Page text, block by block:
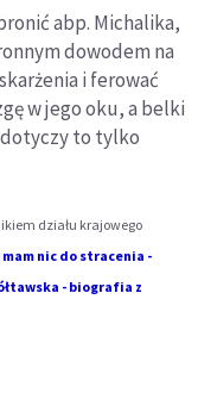
abp. Michalika,
dowodem na
i ferować
w jego oku, a belki
dotyczy to tylko
działu krajowego
nic do stracenia -
- biografia z